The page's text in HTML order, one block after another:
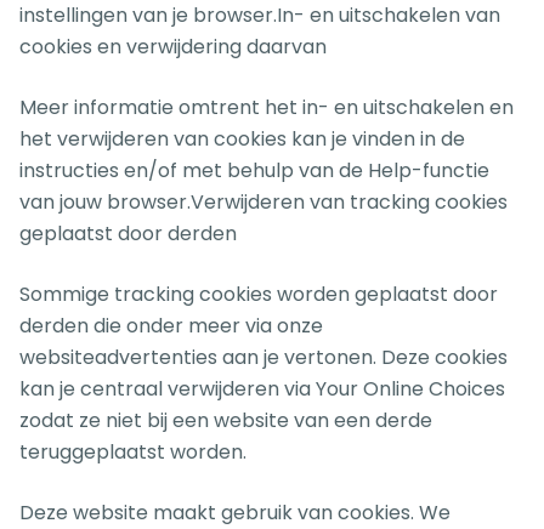
instellingen van je browser.In- en uitschakelen van
cookies en verwijdering daarvan
Meer informatie omtrent het in- en uitschakelen en
het verwijderen van cookies kan je vinden in de
instructies en/of met behulp van de Help-functie
van jouw browser.Verwijderen van tracking cookies
geplaatst door derden
Sommige tracking cookies worden geplaatst door
derden die onder meer via onze
websiteadvertenties aan je vertonen. Deze cookies
kan je centraal verwijderen via Your Online Choices
zodat ze niet bij een website van een derde
teruggeplaatst worden.
Deze website maakt gebruik van cookies. We